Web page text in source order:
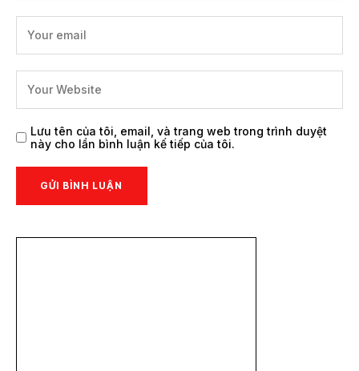
Lưu tên của tôi, email, và trang web trong trình duyệt
này cho lần bình luận kế tiếp của tôi.